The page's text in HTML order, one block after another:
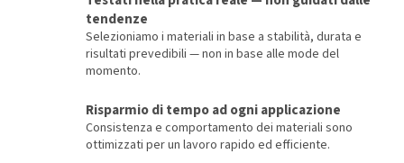
tendenze
Selezioniamo i materiali in base a stabilità, durata e
risultati prevedibili — non in base alle mode del
momento.
Risparmio di tempo ad ogni applicazione
Consistenza e comportamento dei materiali sono
ottimizzati per un lavoro rapido ed efficiente.